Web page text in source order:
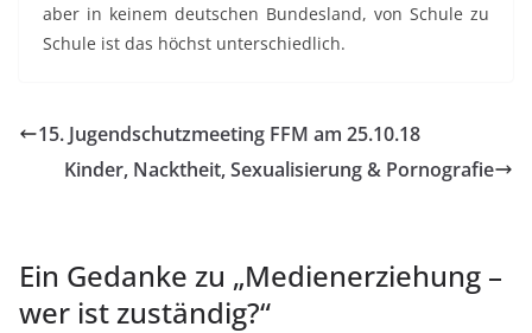
aber in keinem deutschen Bundesland, von Schule zu
Schule ist das höchst unterschiedlich.
15. Jugendschutzmeeting FFM am 25.10.18
Kinder, Nacktheit, Sexualisierung & Pornografie
Ein Gedanke zu „Medienerziehung –
wer ist zuständig?“